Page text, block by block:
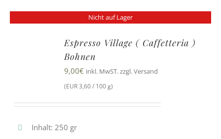
Nicht auf Lager
Espresso Village ( Caffetteria )
Bohnen
9,00€ inkl. MwST. zzgl. Versand
(EUR 3,60 / 100 g)
Inhalt: 250 gr